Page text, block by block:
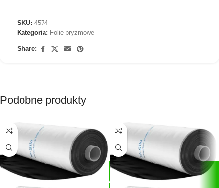
SKU: 4574
Kategoria: Folie pryzmowe
Share:
Podobne produkty
SZYBKIE PŁATNOŚCI